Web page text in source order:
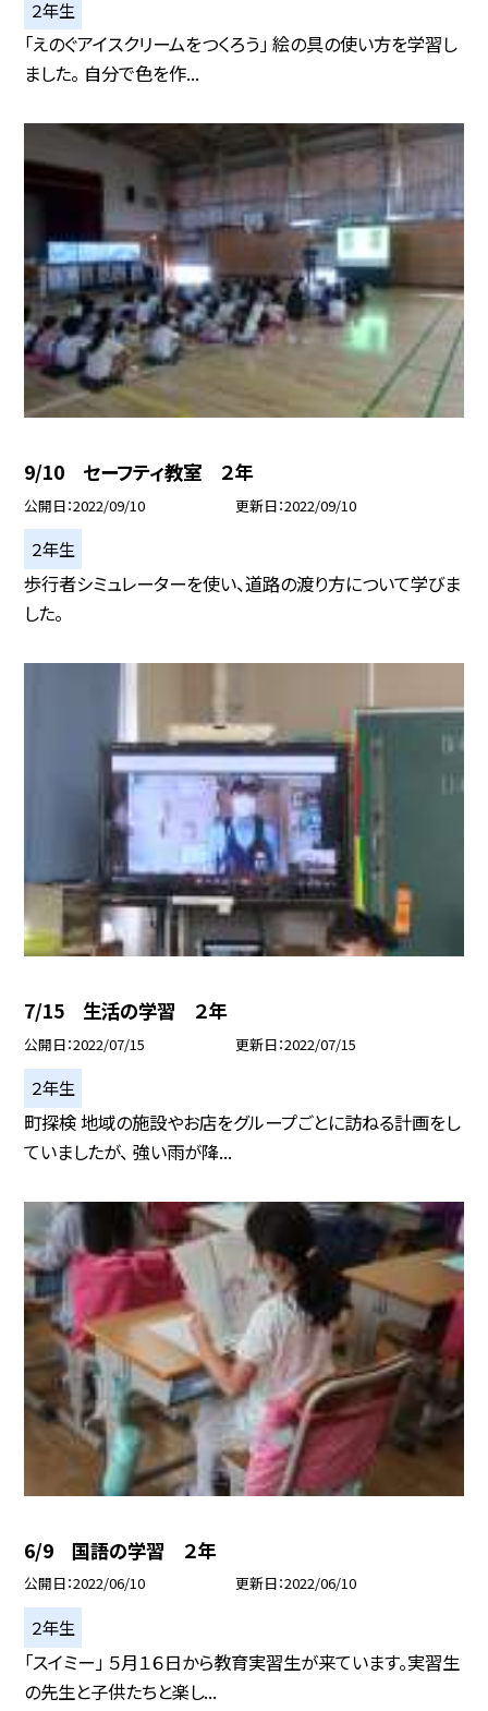
２年生
「えのぐアイスクリームをつくろう」 絵の具の使い方を学習し
ました。 自分で色を作...
9/10 セーフティ教室 ２年
公開日 2022/09/10 更新日 2022/09/10
２年生
歩行者シミュレーターを使い、道路の渡り方について学びま
した。
7/15 生活の学習 ２年
公開日 2022/07/15 更新日 2022/07/15
２年生
町探検 地域の施設やお店をグループごとに訪ねる計画をし
ていましたが、 強い雨が降...
6/9 国語の学習 ２年
公開日 2022/06/10 更新日 2022/06/10
２年生
「スイミー」 ５月１６日から教育実習生が来ています。実習生
の先生と子供たちと楽し...